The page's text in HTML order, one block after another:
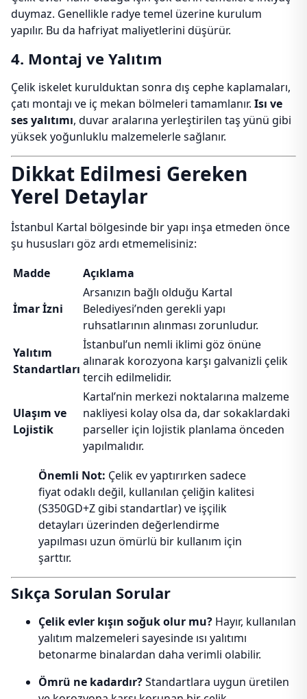
duymaz. Genellikle radye temel üzerine kurulum
yapılır. Bu da hafriyat maliyetlerini düşürür.
4. Montaj ve Yalıtım
Çelik iskelet kurulduktan sonra dış cephe kaplamaları,
çatı montajı ve iç mekan bölmeleri tamamlanır. Isı ve
ses yalıtımı, duvar aralarına yerleştirilen taş yünü gibi
yüksek yoğunluklu malzemelerle sağlanır.
Dikkat Edilmesi Gereken
Yerel Detaylar
İstanbul Kartal bölgesinde bir yapı inşa etmeden önce
şu hususları göz ardı etmemelisiniz:
Madde
Açıklama
İmar İzni
Arsanızın bağlı olduğu Kartal
Belediyesi’nden gerekli yapı
ruhsatlarının alınması zorunludur.
Yalıtım
Standartları
İstanbul’un nemli iklimi göz önüne
alınarak korozyona karşı galvanizli çelik
tercih edilmelidir.
Ulaşım ve
Lojistik
Kartal’nin merkezi noktalarına malzeme
nakliyesi kolay olsa da, dar sokaklardaki
parseller için lojistik planlama önceden
yapılmalıdır.
Önemli Not: Çelik ev yaptırırken sadece
fiyat odaklı değil, kullanılan çeliğin kalitesi
(S350GD+Z gibi standartlar) ve işçilik
detayları üzerinden değerlendirme
yapılması uzun ömürlü bir kullanım için
şarttır.
Sıkça Sorulan Sorular
Çelik evler kışın soğuk olur mu? Hayır, kullanılan
yalıtım malzemeleri sayesinde ısı yalıtımı
betonarme binalardan daha verimli olabilir.
Ömrü ne kadardır?Standartlara uygun üretilen